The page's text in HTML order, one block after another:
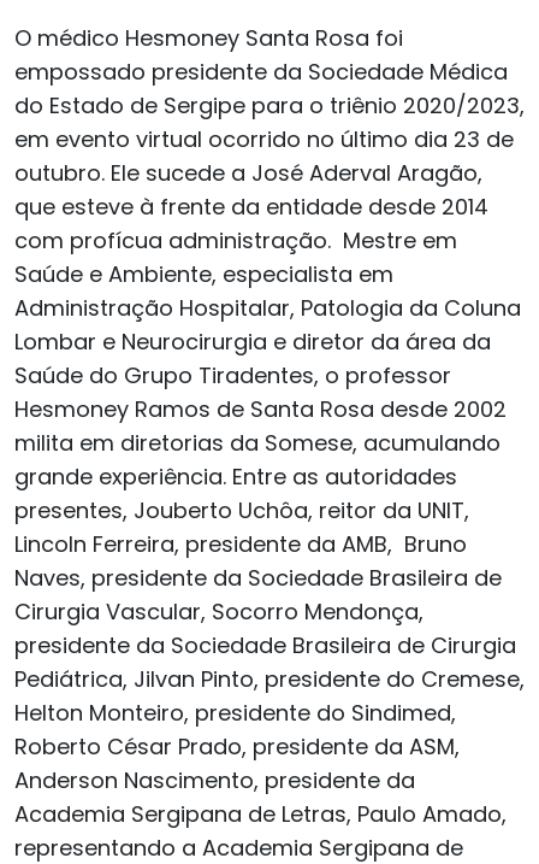
O médico Hesmoney Santa Rosa foi
empossado presidente da Sociedade Médica
do Estado de Sergipe para o triênio 2020/2023,
em evento virtual ocorrido no último dia 23 de
outubro. Ele sucede a José Aderval Aragão,
que esteve à frente da entidade desde 2014
com profícua administração. Mestre em
Saúde e Ambiente, especialista em
Administração Hospitalar, Patologia da Coluna
Lombar e Neurocirurgia e diretor da área da
Saúde do Grupo Tiradentes, o professor
Hesmoney Ramos de Santa Rosa desde 2002
milita em diretorias da Somese, acumulando
grande experiência. Entre as autoridades
presentes, Jouberto Uchôa, reitor da UNIT,
Lincoln Ferreira, presidente da AMB, Bruno
Naves, presidente da Sociedade Brasileira de
Cirurgia Vascular, Socorro Mendonça,
presidente da Sociedade Brasileira de Cirurgia
Pediátrica, Jilvan Pinto, presidente do Cremese,
Helton Monteiro, presidente do Sindimed,
Roberto César Prado, presidente da ASM,
Anderson Nascimento, presidente da
Academia Sergipana de Letras, Paulo Amado,
representando a Academia Sergipana de